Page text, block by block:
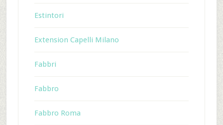
Estintori
Extension Capelli Milano
Fabbri
Fabbro
Fabbro Roma